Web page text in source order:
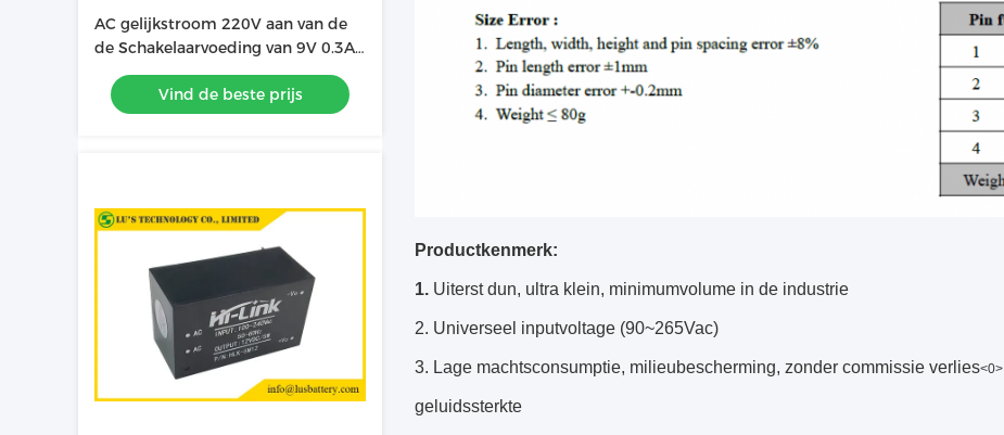
AC gelijkstroom 220V aan van de
de Schakelaarvoeding van 9V 0.3A
3W de Module hlk-PM09
Vind de beste prijs
Productkenmerk:
1. Uiterst dun, ultra klein, minimumvolume in de industrie
2. Universeel inputvoltage (90~265Vac)
3. Lage machtsconsumptie, milieubescherming, zonder commissie verlies<0>
geluidssterkte